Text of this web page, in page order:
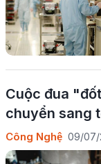
Cuộc đua
chuyển sang
Công Nghệ 09/07/